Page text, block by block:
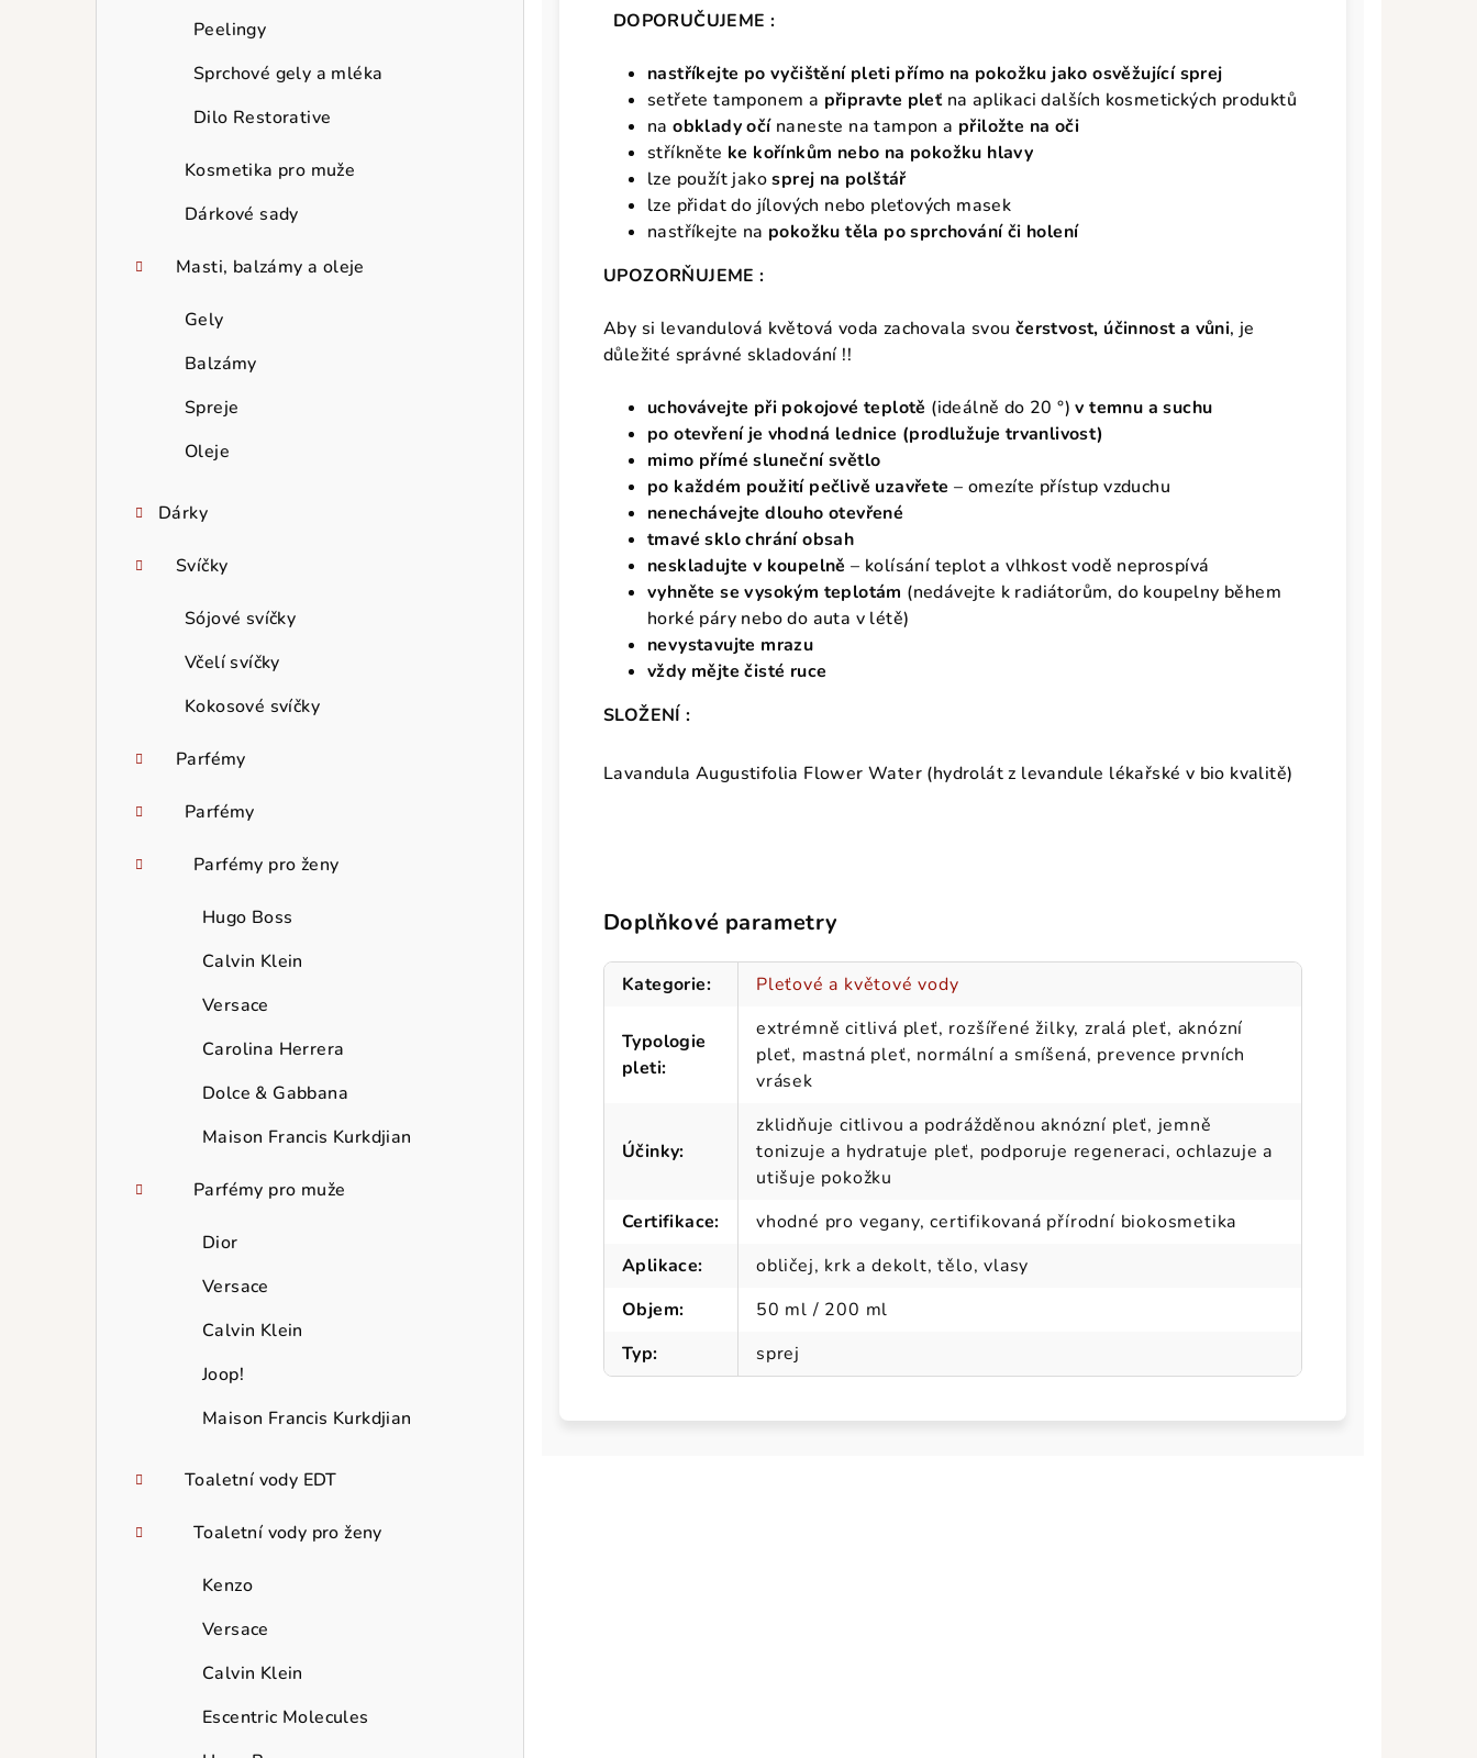
Peelingy
Sprchové gely a mléka
Dilo Restorative
Kosmetika pro muže
Dárkové sady
Masti, balzámy a oleje
Gely
Balzámy
Spreje
Oleje
Dárky
Svíčky
Sójové svíčky
Včelí svíčky
Kokosové svíčky
Parfémy
Parfémy
Parfémy pro ženy
Hugo Boss
Calvin Klein
Versace
Carolina Herrera
Dolce & Gabbana
Maison Francis Kurkdjian
Parfémy pro muže
Dior
Versace
Calvin Klein
Joop!
Maison Francis Kurkdjian
Toaletní vody EDT
Toaletní vody pro ženy
Kenzo
Versace
Calvin Klein
Escentric Molecules
DOPORUČUJEME :
nastříkejte po vyčištění pleti přímo na pokožku jako osvěžující sprej
setřete tamponem a připravte pleťna aplikaci dalších kosmetických produktů
naobklady očínaneste na tampon a přiložte na oči
stříkněte ke kořínkům nebo na pokožku hlavy
lze použít jakosprej na polštář
lze přidat do jílových nebo pleťových masek
nastříkejte na pokožku těla po sprchování či holení
UPOZORŇUJEME :
Aby si levandulová květová voda zachovala svou čerstvost, účinnost a vůni, je
důležité správné skladování !!
uchovávejte při pokojové teplotě (ideálně do 20°) v temnu a suchu
po otevření je vhodná lednice (prodlužuje trvanlivost)
mimo přímé sluneční světlo
po každém použití pečlivě uzavřete – omezíte přístup vzduchu
nenechávejte dlouho otevřené
tmavé sklo chrání obsah
neskladujte v koupelně – kolísání teplot a vlhkost vodě neprospívá
vyhněte se vysokým teplotám (nedávejte k radiátorům, do koupelny během
horké páry nebo do auta v létě)
nevystavujte mrazu
vždy mějte čisté ruce
SLOŽENÍ :
Lavandula Augustifolia Flower Water (hydrolát z levandule lékařské v bio kvalitě)
Doplňkové parametry
Kategorie: Pleťové a květové vody
Typologie
pleti:
extrémně citlivá pleť, rozšířené žilky, zralá pleť, aknózní
pleť, mastná pleť, normální a smíšená, prevence prvních
vrásek
Účinky:
zklidňuje citlivou a podrážděnou aknózní pleť, jemně
tonizuje a hydratuje pleť, podporuje regeneraci, ochlazuje a
utišuje pokožku
Certifikace:
vhodné pro vegany, certifikovaná přírodní biokosmetika
Aplikace:
obličej, krk a dekolt, tělo, vlasy
Objem:
50 ml / 200 ml
Typ: sprej